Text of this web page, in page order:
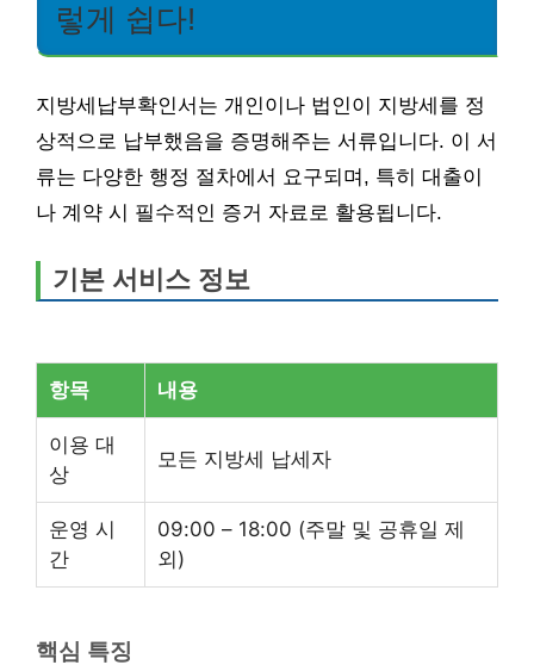
렇게 쉽다!
지방세납부확인서는 개인이나 법인이 지방세를 정
상적으로 납부했음을 증명해주는 서류입니다. 이 서
류는 다양한 행정 절차에서 요구되며, 특히 대출이
나 계약 시 필수적인 증거 자료로 활용됩니다.
기본 서비스 정보
항목 내용
이용 대
상
모든 지방세 납세자
운영 시
간
09:00 – 18:00 (주말 및 공휴일 제
외)
핵심 특징